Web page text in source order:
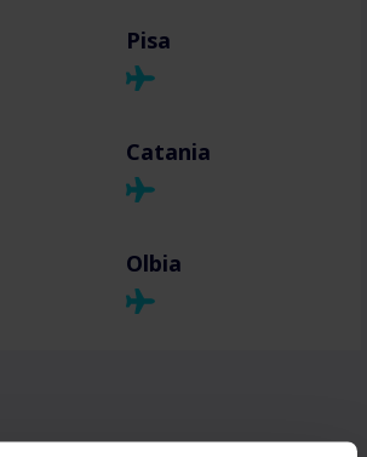
Pisa
Catania
Olbia